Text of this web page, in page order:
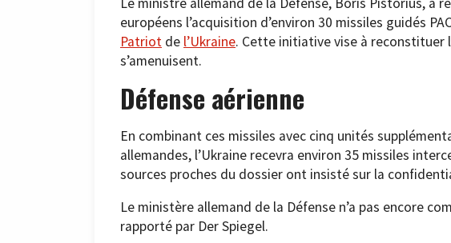
européens l’acquisition d’environ 30 missiles guidés
Patriot de l’Ukraine. Cette initiative vise à reconstituer
s’amenuisent.
Défense aérienne
En combinant ces missiles avec cinq unités
allemandes, l’Ukraine recevra environ 35 missiles
sources proches du dossier ont insisté sur la
Le ministère allemand de la Défense n’a pas encore
rapporté par Der Spiegel.